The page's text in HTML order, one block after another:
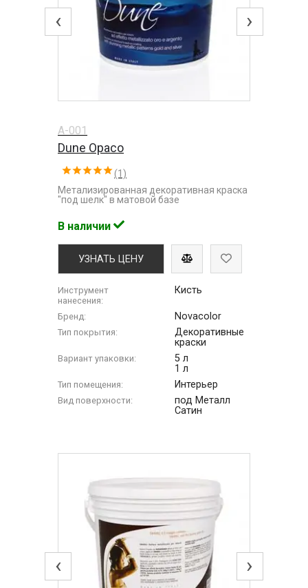
‹ ›
A-001
Dune Opaco
(1)
Метализированная декоративная краска
"под шелк" в матовой базе
В наличии
УЗНАТЬ ЦЕНУ
Инструмент
нанесения:
Кисть
Бренд: Novacolor
Тип покрытия:
Декоративные
краски
Вариант упаковки:
5 л
1 л
Тип помещения: Интерьер
Вид поверхности:
под Металл
Сатин
‹ ›